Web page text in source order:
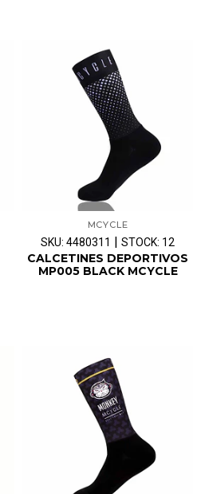
MCYCLE
SKU: 4480311 | STOCK: 12
CALCETINES DEPORTIVOS
MP005 BLACK MCYCLE